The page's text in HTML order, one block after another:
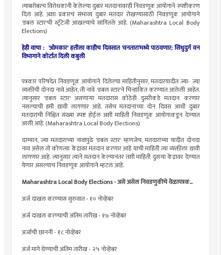
त्याबरोबरच विरोधकांनी केलेल्या दुबार मतदानावरही निवडणूक आयोगाने स्पष्टीकरण
दिलं आहे. अशा प्रकारचं संभाव्य दुबार मतदार रोखण्यासाठी निवडणूक आयोगाने
'डबल स्टार'ची स्ट्रॅटेजी आखल्याचे सांगितले आहे. (Maharashtra Local Body
Elections)
हेही वाचा : 'ओमकार' हत्तीला काहीच दिवसात 'वनतारा'मध्ये पाठवणार; सिंधुदुर्ग वन
विभागाने कोर्टात दिली कबुली
पत्रकार परिषदेत निवडणूक आयोगाने दिलेल्या माहितीनुसार, मतदारयादीत ज्या- ज्या
व्यक्तींची दोनदा नावे आहेत, ती नावे 'डबल स्टार'ने चिन्हांकित करण्यात आलेली आहेत.
त्यानुसार 'डबल स्टार' असणाऱ्या मतदारास कोठेही दुसरीकडे मतदान करणार
नसल्याची हमी द्यावी लागणार आहे. तसेच मतदानाच्या दोन दिवस आधी दुबार
मतदारांची निश्चित संख्या स्पष्ट होईल अशी माहिती निवडणूक आयोगाकडून देण्यात
आली आहे. (Maharashtra Local Body Elections)
दरम्यान, ज्या मतदाराच्या नावापुढे 'डबल स्टार' म्हणजेच, मतदारांच्या यादीत दोनदा
नाव असेल तो कोणत्या केंद्रावर मतदान करणार आहे याची माहिती त्या व्यक्तीला द्यावी
लागणार आहे. त्यानुसार त्याने मतदान केल्यानंतर तशी माहिती दुसऱ्या केंद्रावर देण्यात
येणार असल्याचं निवडणूक आयोगाने म्हटलं आहे.
Maharashtra Local Body Elections - असे असेल निवडणुकीचे वेळापत्रक...
अर्ज दाखल करण्यास सुरुवात - १० नोव्हेंबर
अर्ज दाखल करण्याची अंतिम तारीख - १७ नोव्हेंबर
अर्जाची छाननी - १८ नोव्हेंबर
अर्ज मागे घेण्याची अंतिम तारीख - २५ नोव्हेंबर